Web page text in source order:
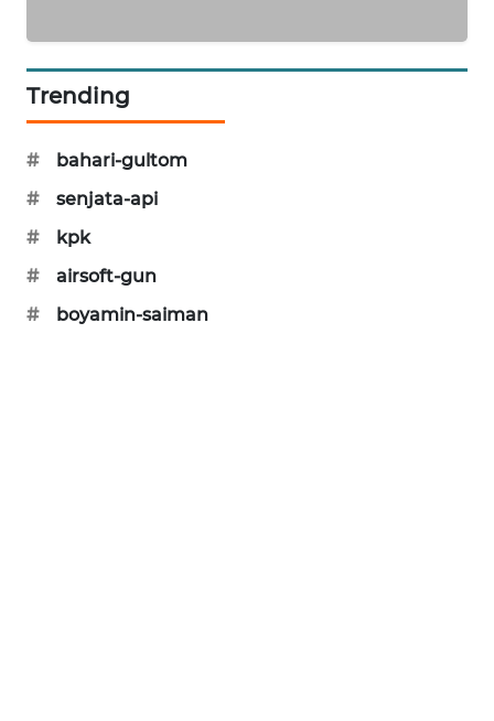
Trending
#
bahari-gultom
#
senjata-api
#
kpk
#
airsoft-gun
#
boyamin-saiman
LPKKI
KOPEKLIN
PORTAL
KONSUMEN
FORWAMKI